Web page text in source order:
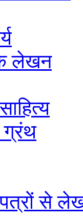
लेखन
ग्रंथ
पत्रों से